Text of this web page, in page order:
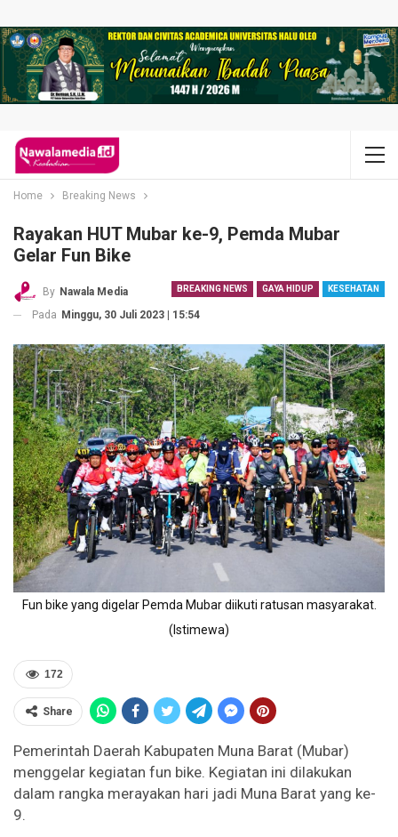
Home Breaking News
Rayakan HUT Mubar ke-9, Pemda Mubar
Gelar Fun Bike
BREAKING NEWS GAYA HIDUP KESEHATAN
By Nawala Media
Pada Minggu, 30 Juli 2023 | 15:54
Fun bike yang digelar Pemda Mubar diikuti ratusan masyarakat.
(Istimewa)
172
Share
Pemerintah Daerah Kabupaten Muna Barat (Mubar)
menggelar kegiatan fun bike. Kegiatan ini dilakukan
dalam rangka merayakan hari jadi Muna Barat yang ke-
9.